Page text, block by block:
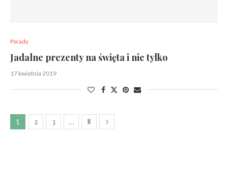
Porady
Jadalne prezenty na święta i nie tylko
17 kwietnia 2019
1 2 3 … 8